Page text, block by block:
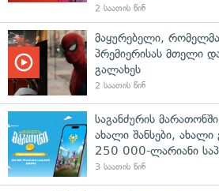
2 საათის წინ
მაყურებელი,
პრემიერისას მთელი
გალახეს
2 საათის წინ
საგანძურის
ახალი შანსები,
250 000-ლარიანი
3 საათის წინ